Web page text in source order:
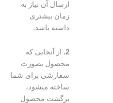
ارسال آن نیاز به
زمان بیشتری
داشته باشد.
از آنجایی که
محصول بصورت
سفارشی برای شما
ساخته میشود،
برگشت محصول